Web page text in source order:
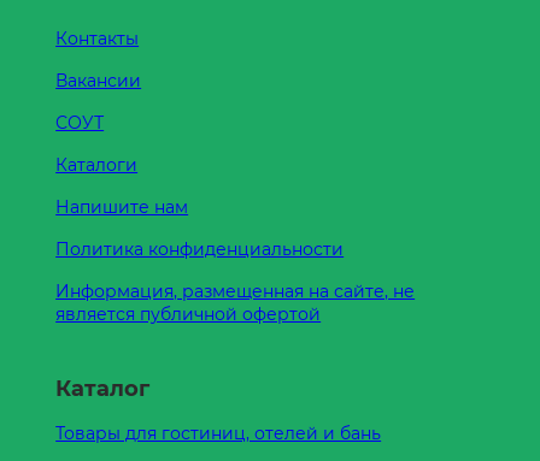
Контакты
Вакансии
СОУТ
Каталоги
Напишите нам
Политика конфиденциальности
Информация, размещенная на сайте, не
является публичной офертой
Каталог
Товары для гостиниц, отелей и бань